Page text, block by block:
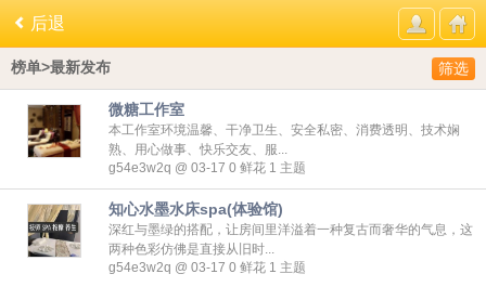
后退
筛选
榜单>最新发布
微糖工作室
本工作室环境温馨、干净卫生、安全私密、消费透明、技术娴
熟、用心做事、快乐交友、服...
g54e3w2q @ 03-17 0 鲜花 1 主题
知心水墨水床spa(体验馆)
深红与墨绿的搭配，让房间里洋溢着一种复古而奢华的气息，这
两种色彩仿佛是直接从旧时...
g54e3w2q @ 03-17 0 鲜花 1 主题